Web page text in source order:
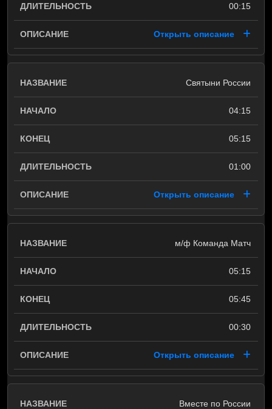
00:15
Открыть описание
Святыни России
04:15
05:15
01:00
Открыть описание
м/ф Команда Матч
05:15
05:45
00:30
Открыть описание
Вместе по России